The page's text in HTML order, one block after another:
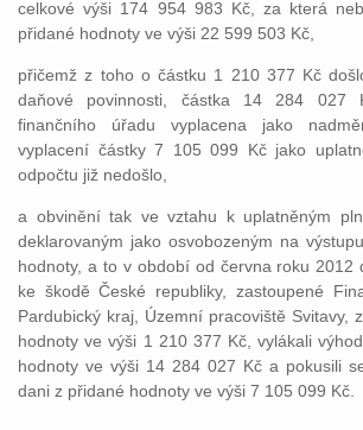
celkové výši 174 954 983 Kč, za která
přidané hodnoty ve výši 22 599 503 Kč,
přičemž z toho o částku 1 210 377 Kč
daňové povinnosti, částka 14 284 027
finančního úřadu vyplacena jako
vyplacení částky 7 105 099 Kč jako
odpočtu již nedošlo,
a obvinění tak ve vztahu k uplatněným
deklarovaným jako osvobozeným na
hodnoty, a to v období od června roku 2012
ke škodě České republiky, zastoupené
Pardubický kraj, Územní pracoviště Svitavy,
hodnoty ve výši 1 210 377 Kč, vylákali
hodnoty ve výši 14 284 027 Kč a pokusili
dani z přidané hodnoty ve výši 7 105 099 Kč.